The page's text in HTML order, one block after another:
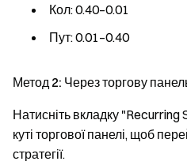
Кол: 0.40–0.01
Пут: 0.01–0.40
Метод 2: Через торгову
Натисніть вкладку
куті торгової панелі, щоб
стратегії.